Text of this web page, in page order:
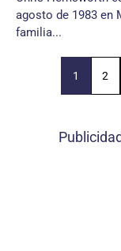
agosto de 1983 en
familia...
1 2